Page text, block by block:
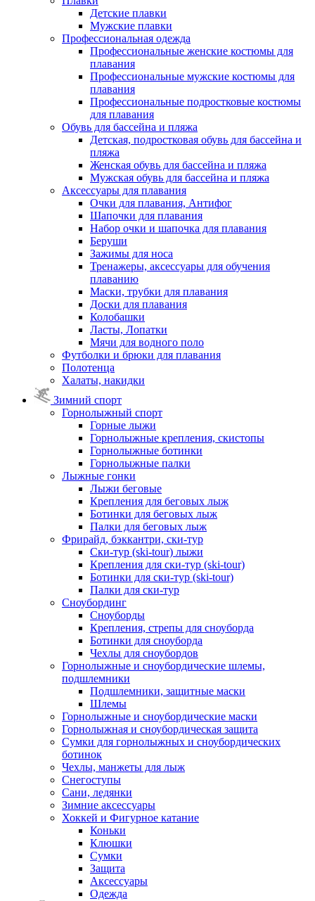
Детские плавки
Мужские плавки
Профессиональная одежда
Профессиональные женские костюмы для
плавания
Профессиональные мужские костюмы для
плавания
Профессиональные подростковые костюмы
для плавания
Обувь для бассейна и пляжа
Детская, подростковая обувь для бассейна и
пляжа
Женская обувь для бассейна и пляжа
Мужская обувь для бассейна и пляжа
Аксессуары для плавания
Очки для плавания, Антифог
Шапочки для плавания
Набор очки и шапочка для плавания
Беруши
Зажимы для носа
Тренажеры, аксессуары для обучения
плаванию
Маски, трубки для плавания
Доски для плавания
Колобашки
Ласты, Лопатки
Мячи для водного поло
Футболки и брюки для плавания
Полотенца
Халаты, накидки
Зимний спорт
Горнолыжный спорт
Горные лыжи
Горнолыжные крепления, скистопы
Горнолыжные ботинки
Горнолыжные палки
Лыжные гонки
Лыжи беговые
Крепления для беговых лыж
Ботинки для беговых лыж
Палки для беговых лыж
Фрирайд, бэккантри, ски-тур
Ски-тур (ski-tour) лыжи
Крепления для ски-тур (ski-tour)
Ботинки для ски-тур (ski-tour)
Палки для ски-тур
Сноубординг
Сноуборды
Крепления, стрепы для сноуборда
Ботинки для сноуборда
Чехлы для сноубордов
Горнолыжные и сноубордические шлемы,
подшлемники
Подшлемники, защитные маски
Шлемы
Горнолыжные и сноубордические маски
Горнолыжная и сноубордическая защита
Сумки для горнолыжных и сноубордических
ботинок
Чехлы, манжеты для лыж
Снегоступы
Сани, ледянки
Зимние аксессуары
Хоккей и Фигурное катание
Коньки
Клюшки
Сумки
Защита
Аксессуары
Одежда